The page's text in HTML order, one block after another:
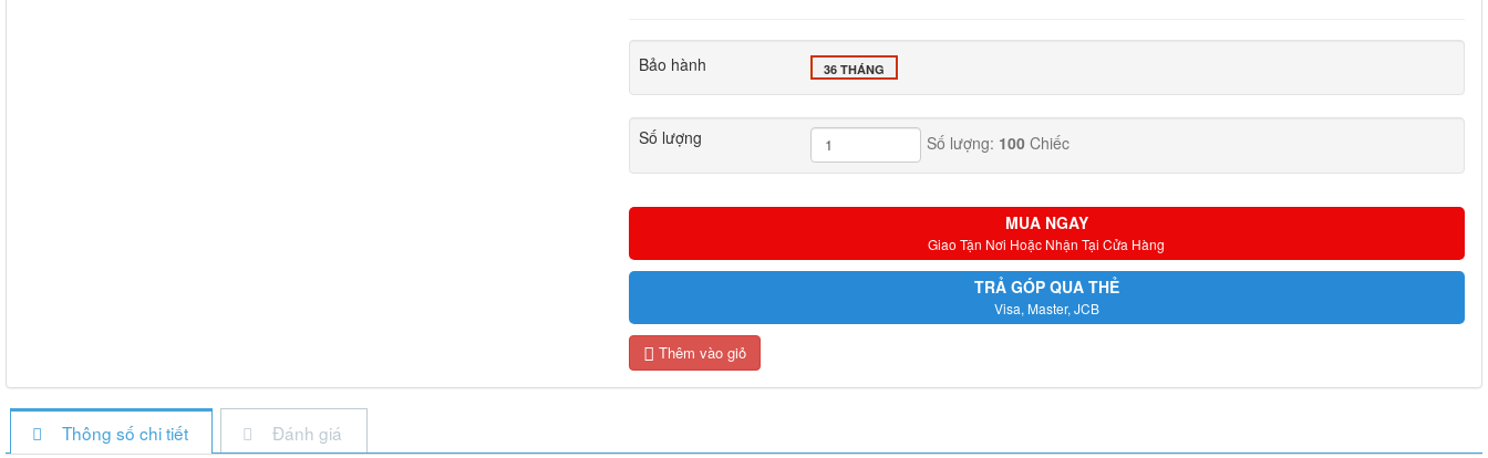
Bảo hành 36 THÁNG
Số lượng Số lượng: 100 Chiếc
MUA NGAY
Giao Tận Nơi Hoặc Nhận Tại Cửa Hàng
TRẢ GÓP QUA THẺ
Visa, Master, JCB
Thêm vào giỏ
Thông số chi tiết Đánh giá